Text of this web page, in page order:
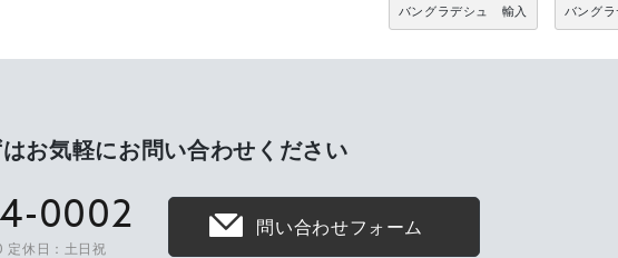
バングラデシュ 輸入 バング
お気軽にお問い合わせください
0002
定休日：土日祝
問い合わせフォーム